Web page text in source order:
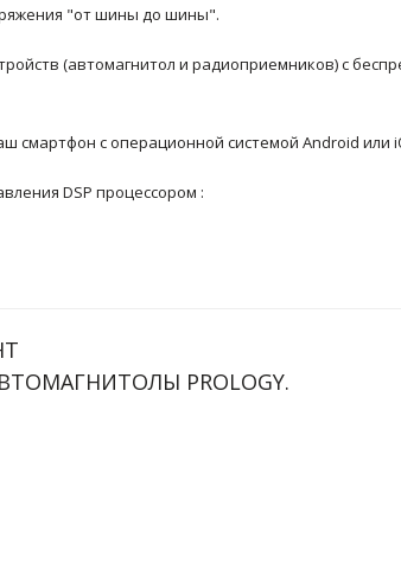
"от шины до шины".
(автомагнитол и радиоприемников) с
смартфон с операционной системой Android или
DSP процессором :
PROLOGY.